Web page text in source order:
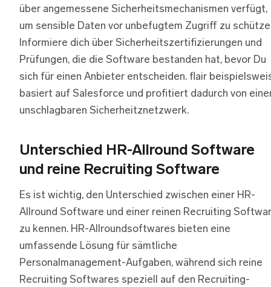
über angemessene Sicherheitsmechanismen verfügt,
um sensible Daten vor unbefugtem Zugriff zu
Informiere dich über Sicherheitszertifizierungen und
Prüfungen, die die Software bestanden hat, bevor Du
sich für einen Anbieter entscheiden. flair
basiert auf Salesforce und profitiert dadurch von
unschlagbaren Sicherheitznetzwerk.
Unterschied HR-Allround Software
und reine Recruiting Software
Es ist wichtig, den Unterschied zwischen einer HR-
Allround Software und einer reinen Recruiting
zu kennen. HR-Allroundsoftwares bieten eine
umfassende Lösung für sämtliche
Personalmanagement-Aufgaben, während sich reine
Recruiting Softwares speziell auf den Recruiting-